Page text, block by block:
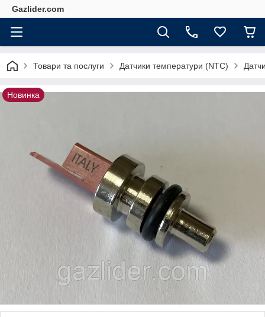
Gazlider.com
Товари та послуги Датчики температури (NTC)
Новинка